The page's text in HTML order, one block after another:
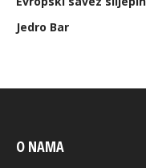
Jedro Bar
O NAMA